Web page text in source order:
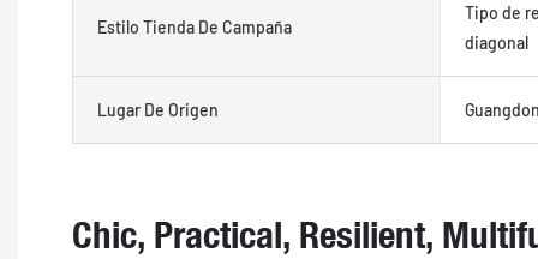
Estilo Tienda De Campaña
Tipo de
diagonal
Lugar De Origen
Chic, Practical, Resilient,